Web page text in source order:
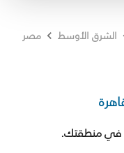
الشرق الأوسط
مصر
في منطقتك.